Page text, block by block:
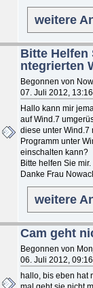
weitere
Bitte Helfen
ntegrierten
Begonnen von
07. Juli 2012,
Hallo kann mir
auf Wind.7
diese unter Wind.7
Programm unter
einschalten kann?
Bitte helfen Sie mir.
Danke Frau
weitere
Cam geht
Begonnen von
06. Juli 2012,
hallo, bis eben hat